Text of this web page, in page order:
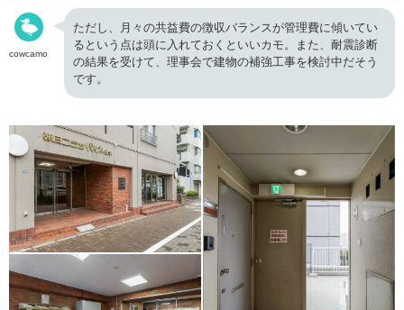
cowcamo
ただし、月々の共益費の徴収バランスが管理費に傾いてい
るという点は頭に入れておくといいカモ。また、耐震診断
の結果を受けて、理事会で建物の補強工事を検討中だそう
です。